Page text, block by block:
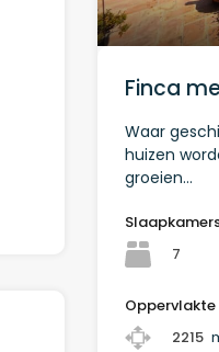
Finca
Waar
huizen
groeien…
7
Oppervlakte
2215